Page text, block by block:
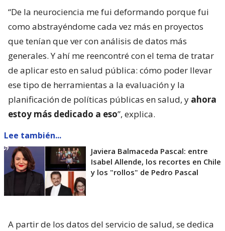
“De la neurociencia me fui deformando porque fui
como abstrayéndome cada vez más en proyectos
que tenían que ver con análisis de datos más
generales. Y ahí me reencontré con el tema de tratar
de aplicar esto en salud pública: cómo poder llevar
ese tipo de herramientas a la evaluación y la
planificación de políticas públicas en salud, y ahora
estoy más dedicado a eso”, explica.
Lee también...
Javiera Balmaceda Pascal: entre
Isabel Allende, los recortes en Chile
y los "rollos" de Pedro Pascal
A partir de los datos del servicio de salud, se dedica